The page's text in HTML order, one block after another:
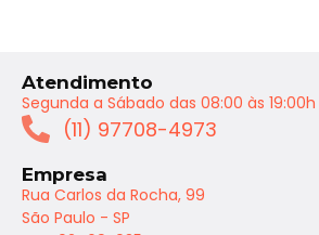
Atendimento
Segunda a Sábado das 08:00 às 19:00h
(11) 97708-4973
Empresa
Rua Carlos da Rocha, 99
São Paulo - SP